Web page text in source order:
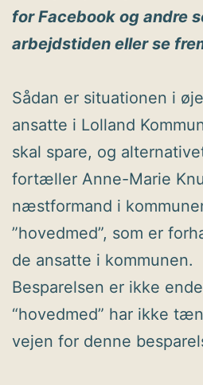
for Facebook og andre
arbejdstiden eller se
Sådan er situationen i
ansatte i Lolland
skal spare, og
fortæller Anne-Marie
næstformand i
”hovedmed”, som er
de ansatte i kommunen.
Besparelsen er ikke
“hovedmed” har ikke
vejen for denne